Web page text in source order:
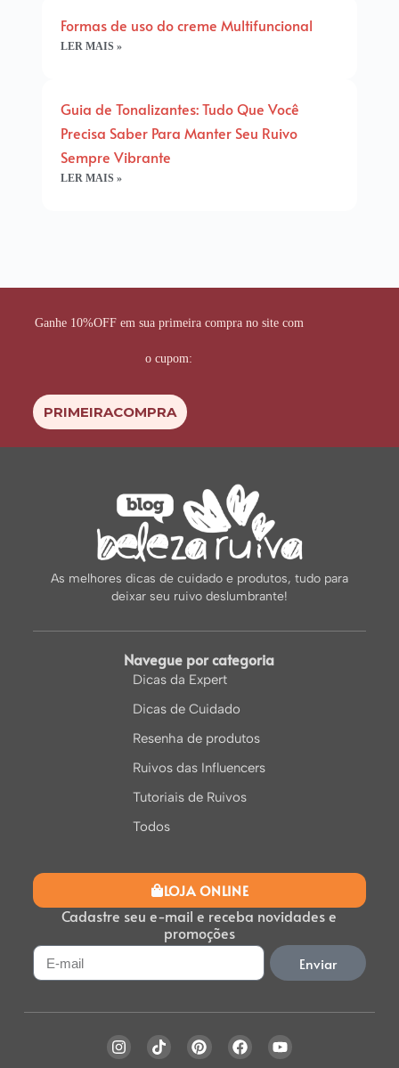
Formas de uso do creme Multifuncional
LER MAIS »
Guia de Tonalizantes: Tudo Que Você
Precisa Saber Para Manter Seu Ruivo
Sempre Vibrante
LER MAIS »
Ganhe 10%OFF em sua primeira compra no site com
o cupom:
PRIMEIRACOMPRA
As melhores dicas de cuidado e produtos, tudo para
deixar seu ruivo deslumbrante!
Navegue por categoria
Dicas da Expert
Dicas de Cuidado
Resenha de produtos
Ruivos das Influencers
Tutoriais de Ruivos
Todos
LOJA ONLINE
Cadastre seu e-mail e receba novidades e
promoções
Enviar